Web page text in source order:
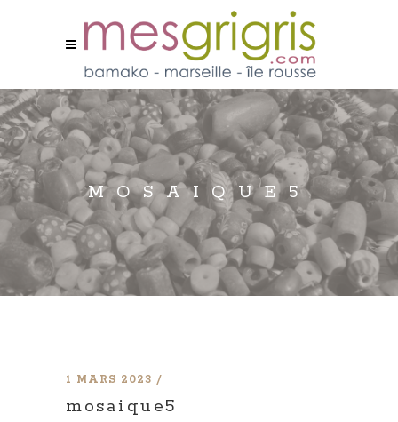
MOSAIQUE5
1 MARS 2023
mosaique5